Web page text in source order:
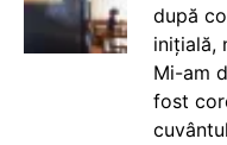
după
inițială,
Mi-am
fost